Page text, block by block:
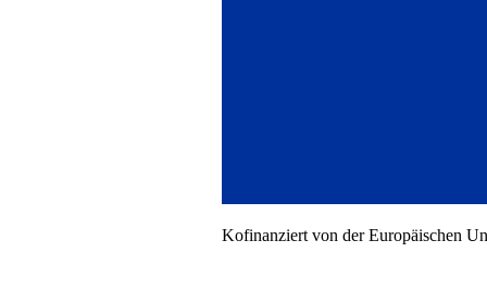
Kofinanziert von der Europäischen